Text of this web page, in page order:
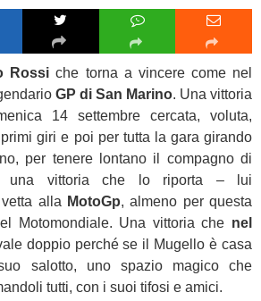
Rossi che torna a vincere come nel
GP di San Marino. Una vittoria
14 settembre cercata, voluta,
giri e poi per tutta la gara girando
per tenere lontano il compagno di
una vittoria che lo riporta – lui
alla MotoGp, almeno per questa
Motomondiale. Una vittoria che nel
doppio perché se il Mugello è casa
salotto, uno spazio magico che
tutti, con i suoi tifosi e amici.